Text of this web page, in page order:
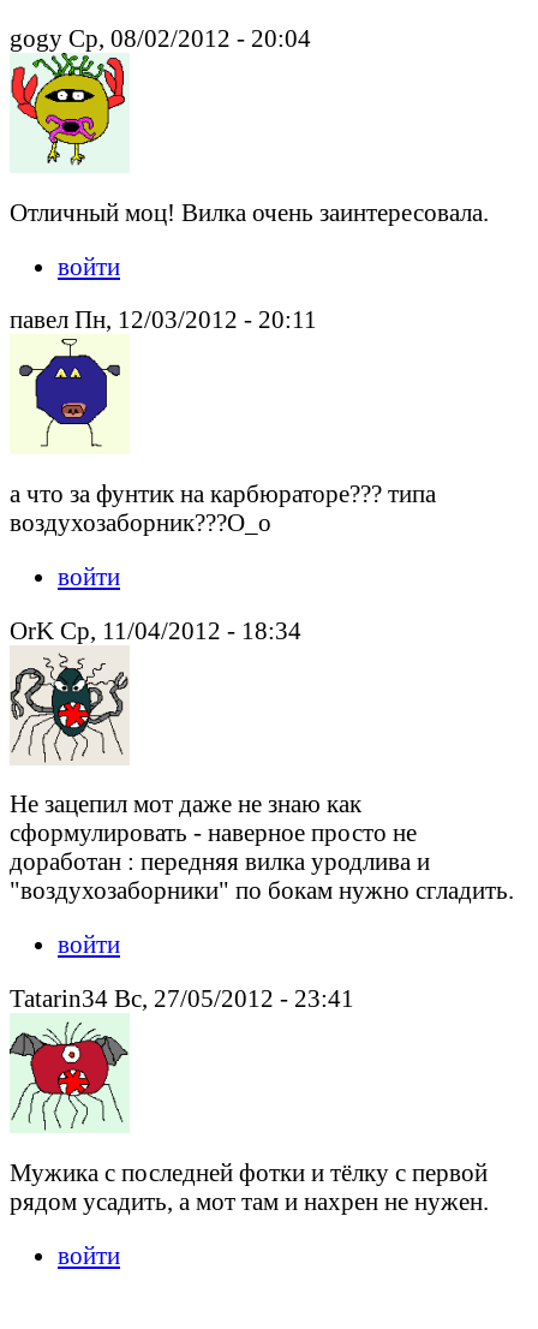
gogy Ср, 08/02/2012 - 20:04
Отличный моц! Вилка очень заинтересовала.
войти
павел Пн, 12/03/2012 - 20:11
а что за фунтик на карбюраторе??? типа
воздухозаборник???О_о
войти
OrK Ср, 11/04/2012 - 18:34
Не зацепил мот даже не знаю как
сформулировать - наверное просто не
доработан : передняя вилка уродлива и
"воздухозаборники" по бокам нужно сгладить.
войти
Tatarin34 Вс, 27/05/2012 - 23:41
Мужика с последней фотки и тёлку с первой
рядом усадить, а мот там и нахрен не нужен.
войти